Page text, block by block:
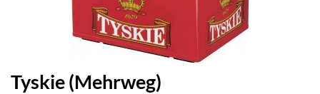
Tyskie (Mehrweg)